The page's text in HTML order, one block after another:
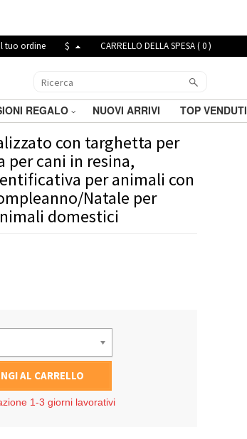
tuo ordine $ CARRELLO DELLA SPESA (0)
REGALO NUOVI ARRIVI TOP VENDUTI
con targhetta per
cani in resina,
per animali con
Natale per
domestici
AL CARRELLO
1-3 giorni lavorativi